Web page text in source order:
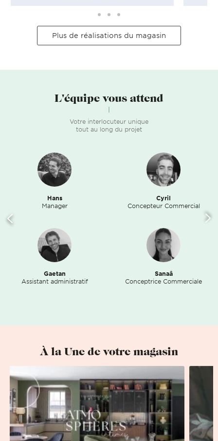
Plus de réalisations du magasin
L'équipe vous attend
Votre interlocuteur unique
tout au long du projet
Hans
Manager
Gaetan
Assistant administratif
Cyril
Concepteur Commercial
Sanaâ
Conceptrice Commerciale
À la Une de votre magasin